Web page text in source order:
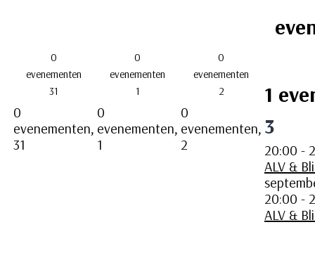
0
evenementen
31
0
evenementen,
31
0
evenementen
1
0
evenementen,
1
0
evenementen
2
0
evenementen,
2
1
3
20:00 -
ALV &
20:00 -
ALV &